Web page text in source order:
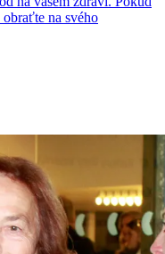
na svého